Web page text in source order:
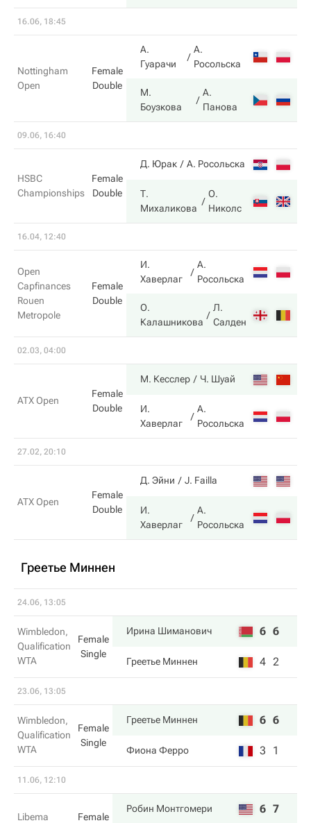
16.06, 18:45
Nottingham
Open
Female
Double
А.
Гуарачи
А.
Росольска
М.
Боузкова
А.
Панова
09.06, 16:40
HSBC
Championships
Female
Double
Д. Юрак А. Росольска
Т.
Михаликова
О.
Николс
16.04, 12:40
Open
Capfinances
Rouen
Metropole
Female
Double
И.
Хаверлаг
А.
Росольска
О.
Калашникова
Л.
Салден
02.03, 04:00
ATX Open
Female
Double
М. Кесслер Ч. Шуай
И.
Хаверлаг
А.
Росольска
27.02, 20:10
ATX Open
Female
Double
Д. Эйни J. Failla
И.
Хаверлаг
А.
Росольска
Греетье Миннен
24.06, 13:05
Wimbledon,
Qualification
WTA
Female
Single
Ирина Шиманович 6 6
Греетье Миннен 4 2
23.06, 13:05
Wimbledon,
Qualification
WTA
Female
Single
Греетье Миннен 6 6
Фиона Ферро 3 1
11.06, 12:10
Libema
Female
Робин Монтгомери 6 7